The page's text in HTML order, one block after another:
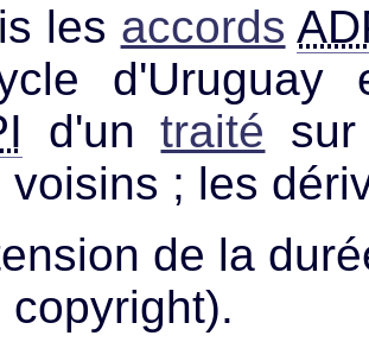
les accords
d'Uruguay
d'untraité
voisins ; les
de la
copyright).